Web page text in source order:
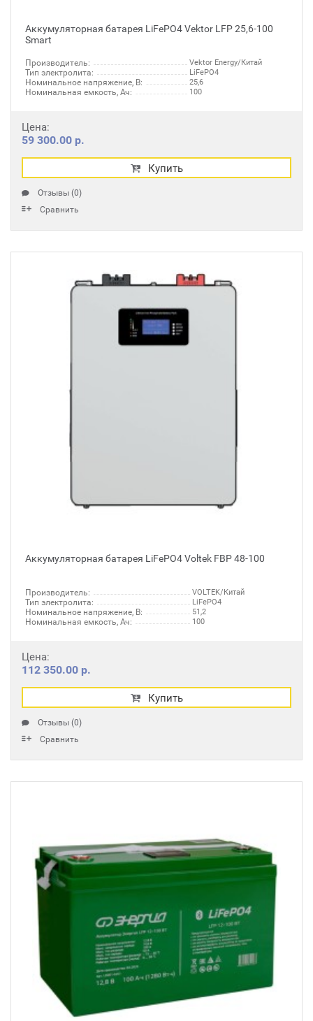
Аккумуляторная батарея LiFePO4 Vektor LFP 25,6-100
Smart
Производитель: Vektor Energy/Китай
Тип электролита: LiFePO4
Номинальное напряжение, В: 25,6
Номинальная емкость, Ач: 100
Цена:
59 300.00 р.
Купить
Отзывы (0)
Сравнить
Аккумуляторная батарея LiFePO4 Voltek FBP 48-100
Производитель: VOLTEK/Китай
Тип электролита: LiFePO4
Номинальное напряжение, В: 51,2
Номинальная емкость, Ач: 100
Цена:
112 350.00 р.
Купить
Отзывы (0)
Сравнить